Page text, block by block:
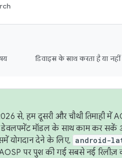
डिवाइस के साथ करता है या नहीं
से, हम दूसरी और चौथी तिमाही में
मॉडल के साथ काम कर सकें
योगदान देने के लिए, android-
पर पुश की गई सबसे नई रिलीज़